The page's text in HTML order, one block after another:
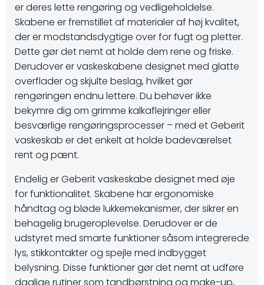
er deres lette rengøring og vedligeholdelse.
Skabene er fremstillet af materialer af høj kvalitet,
der er modstandsdygtige over for fugt og pletter.
Dette gør det nemt at holde dem rene og friske.
Derudover er vaskeskabene designet med glatte
overflader og skjulte beslag, hvilket gør
rengøringen endnu lettere. Du behøver ikke
bekymre dig om grimme kalkaflejringer eller
besværlige rengøringsprocesser – med et Geberit
vaskeskab er det enkelt at holde badeværelset
rent og pænt.
Endelig er Geberit vaskeskabe designet med øje
for funktionalitet. Skabene har ergonomiske
håndtag og bløde lukkemekanismer, der sikrer en
behagelig brugeroplevelse. Derudover er de
udstyret med smarte funktioner såsom integrerede
lys, stikkontakter og spejle med indbygget
belysning. Disse funktioner gør det nemt at udføre